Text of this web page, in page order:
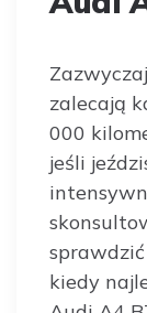
zalecają
000
jeśli
kiedy